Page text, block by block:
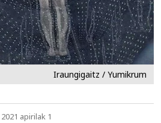
Iraungigaitz / Yumikrum
2021 apirilak 1